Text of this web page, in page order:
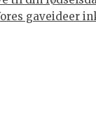
gaveideer